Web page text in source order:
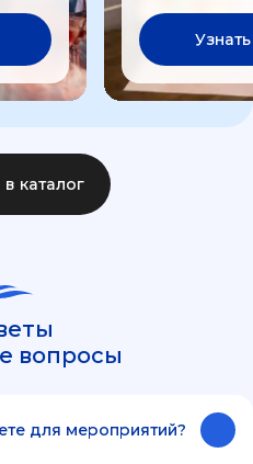
каталог
вопросы
для мероприятий?